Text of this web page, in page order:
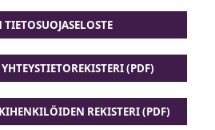
(PDF)
REKISTERI (PDF)